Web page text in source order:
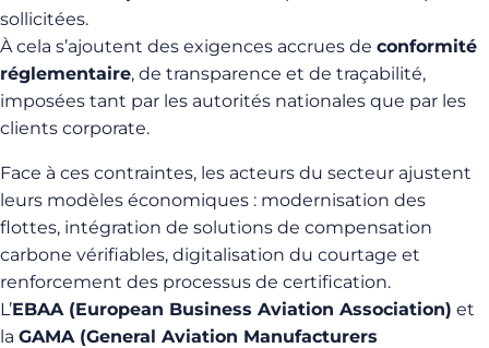
sollicitées.
À cela s’ajoutent des exigences accrues de conformité
réglementaire, de transparence et de traçabilité,
imposées tant par les autorités nationales que par les
clients corporate.
Face à ces contraintes, les acteurs du secteur ajustent
leurs modèles économiques : modernisation des
flottes, intégration de solutions de compensation
carbone vérifiables, digitalisation du courtage et
renforcement des processus de certification.
L’EBAA (European Business Aviation Association) et
la GAMA (General Aviation Manufacturers